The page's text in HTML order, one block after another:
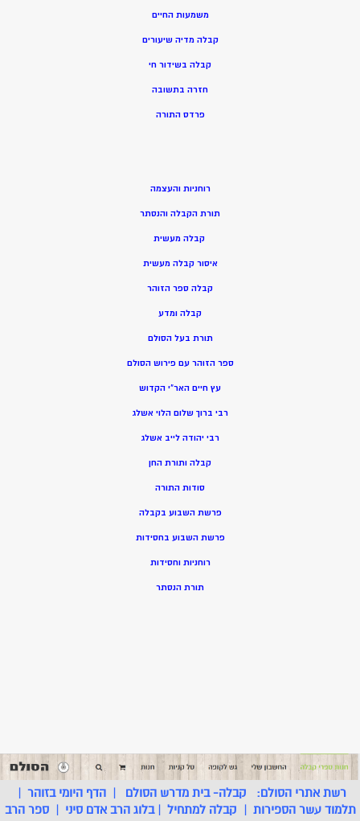
משמעות החיים
קבלה מדיה שיעורים
קבלה בשידור חי
חזרה בתשובה
פרדס התורה
רוחניות והעצמה
תורת הקבלה והנסתר
קבלה מעשית
איסור קבלה מעשית
קבלה ספר הזוהר
קבלה ומדע
תורת בעל הסולם
ספר הזוהר עם פירוש הסולם
עץ חיים האר”י הקדוש
רבי ברוך שלום הלוי אשלג
רבי יהודה לייב אשלג
קבלה ותורת החן
סודות התורה
פרשת השבוע בקבלה
פרשת השבוע בחסידות
רוחניות וחסידות
תורת הנסתר
רשת אתרי הסולם: קבלה- בית מדרש הסולם |הדף היומי בזוהר |
תלמוד עשר הספירות | קבלה למתחיל |בלוג הרב אדם סיני |ספר הרב